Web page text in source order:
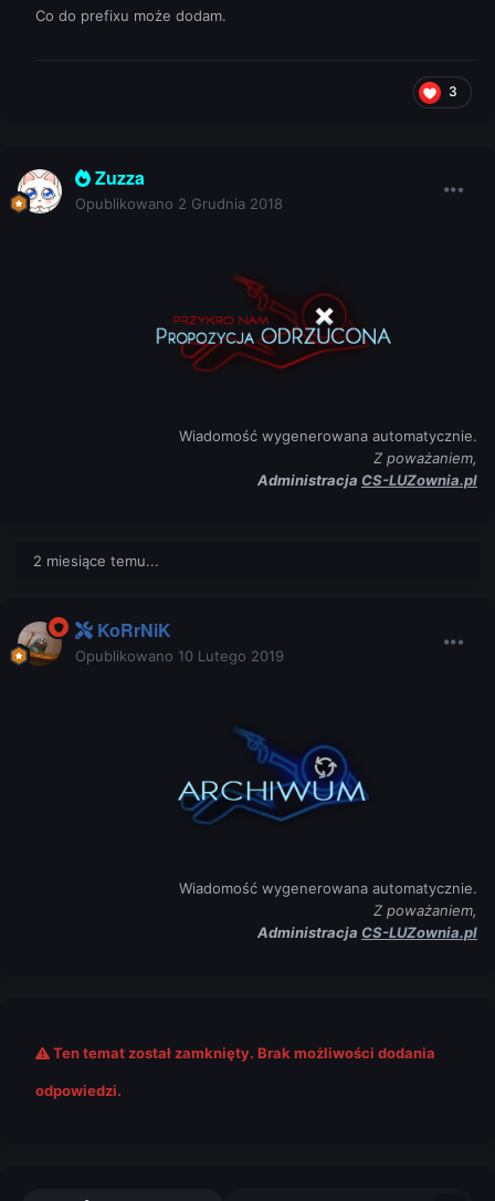
Co do prefixu może dodam.
3
Zuzza
Opublikowano 2 Grudnia 2018
Wiadomość wygenerowana automatycznie.
Z poważaniem,
Administracja CS-LUZownia.pl
2 miesiące temu...
KoRrNiK
Opublikowano 10 Lutego 2019
Wiadomość wygenerowana automatycznie.
Z poważaniem,
Administracja CS-LUZownia.pl
Ten temat został zamknięty. Brak możliwości dodania
odpowiedzi.